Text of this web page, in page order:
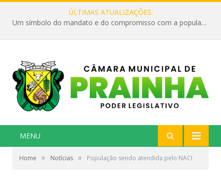
ÚLTIMAS ATUALIZAÇÕES:
Um símbolo do mandato e do compromisso com a população
MENU
Home » Notícias » População sendo atendida pelo NACI